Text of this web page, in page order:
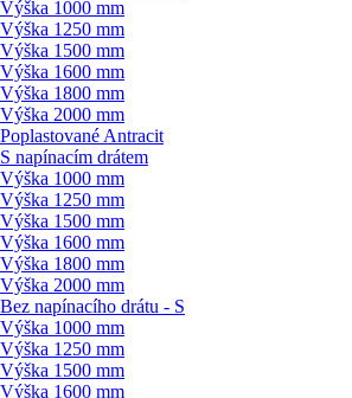
Výška 1000 mm
Výška 1250 mm
Výška 1500 mm
Výška 1600 mm
Výška 1800 mm
Výška 2000 mm
Poplastované Antracit
S napínacím drátem
Výška 1000 mm
Výška 1250 mm
Výška 1500 mm
Výška 1600 mm
Výška 1800 mm
Výška 2000 mm
Bez napínacího drátu - S
Výška 1000 mm
Výška 1250 mm
Výška 1500 mm
Výška 1600 mm